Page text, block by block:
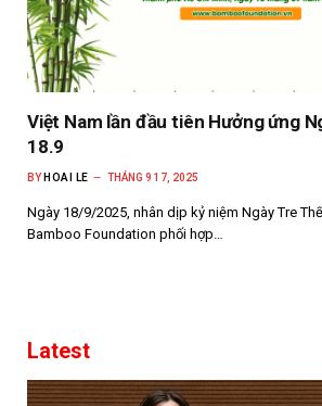
Việt Nam lần đầu tiên Hưởng ứng
18.9
BY HOAI LE THÁNG 9 17, 2025
Ngày 18/9/2025, nhân dịp kỷ niệm Ngày Tre
Bamboo Foundation phối hợp…
Latest